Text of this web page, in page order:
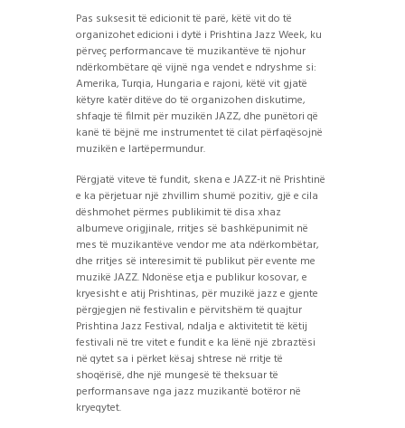
Pas suksesit të edicionit të parë, këtë vit do të
organizohet edicioni i dytë i Prishtina Jazz Week, ku
përveç performancave të muzikantëve të njohur
ndërkombëtare që vijnë nga vendet e ndryshme si:
Amerika, Turqia, Hungaria e rajoni, këtë vit gjatë
këtyre katër ditëve do të organizohen diskutime,
shfaqje të filmit për muzikën JAZZ, dhe punëtori që
kanë të bëjnë me instrumentet të cilat përfaqësojnë
muzikën e lartëpermundur.
Përgjatë viteve të fundit, skena e JAZZ-it në Prishtinë
e ka përjetuar një zhvillim shumë pozitiv, gjë e cila
dëshmohet përmes publikimit të disa xhaz
albumeve origjinale, rritjes së bashkëpunimit në
mes të muzikantëve vendor me ata ndërkombëtar,
dhe rritjes së interesimit të publikut për evente me
muzikë JAZZ. Ndonëse etja e publikur kosovar, e
kryesisht e atij Prishtinas, për muzikë jazz e gjente
përgjegjen në festivalin e përvitshëm të quajtur
Prishtina Jazz Festival, ndalja e aktivitetit të këtij
festivali në tre vitet e fundit e ka lënë një zbraztësi
në qytet sa i përket kësaj shtrese në rritje të
shoqërisë, dhe një mungesë të theksuar të
performansave nga jazz muzikantë botëror në
kryeqytet.